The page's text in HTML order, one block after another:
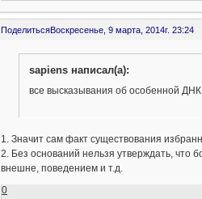
ПоделитьсяВоскресенье, 9 марта, 2014г. 23:24
sapiens написал(а):
все высказывания об особенной
1. Значит сам факт существования
2. Без оснований нельзя утверждать, что
внешне, поведением и т.д.
0